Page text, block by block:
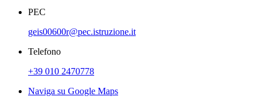
PEC
geis00600r@pec.istruzione.it
Telefono
+39 010 2470778
Naviga su Google Maps